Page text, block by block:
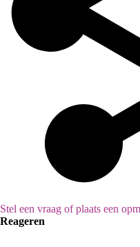
Stel een vraag of plaats een
Reageren